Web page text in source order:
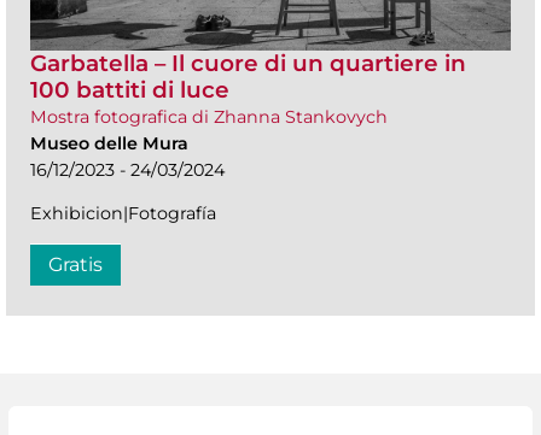
Garbatella – Il cuore di un quartiere in
100 battiti di luce
Mostra fotografica di Zhanna Stankovych
Museo delle Mura
16/12/2023 - 24/03/2024
Exhibicion|Fotografía
Gratis